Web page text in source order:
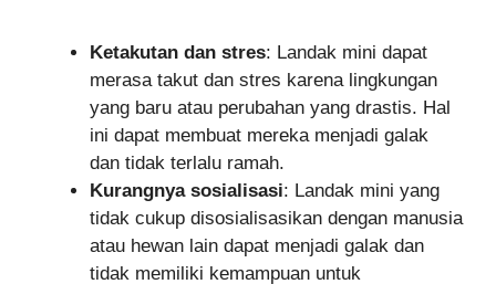
Ketakutan dan stres: Landak mini dapat
merasa takut dan stres karena lingkungan
yang baru atau perubahan yang drastis. Hal
ini dapat membuat mereka menjadi galak
dan tidak terlalu ramah.
Kurangnya sosialisasi: Landak mini yang
tidak cukup disosialisasikan dengan manusia
atau hewan lain dapat menjadi galak dan
tidak memiliki kemampuan untuk